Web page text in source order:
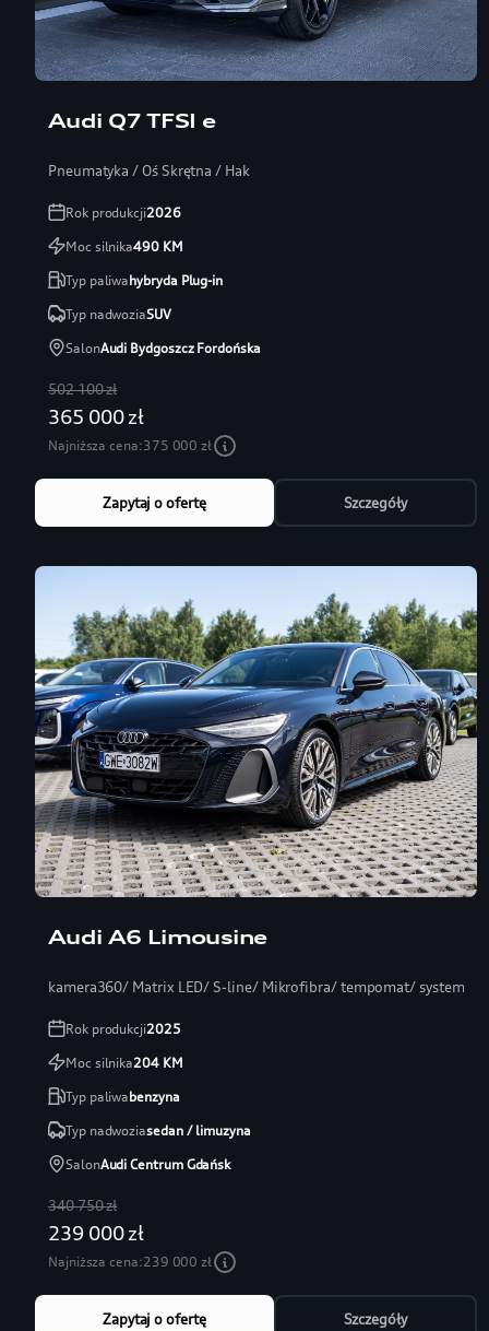
Audi Q7 TFSI e
Pneumatyka / Oś Skrętna / Hak
Rok produkcji2026
Moc silnika490KM
Typ paliwahybryda Plug-in
Typ nadwoziaSUV
SalonAudi Bydgoszcz Fordońska
502 100 zł
365 000 zł
Najniższa cena:375 000 zł
Zapytaj o ofertę Szczegóły
Audi A6 Limousine
kamera360/ Matrix LED/ S-line/ Mikrofibra/ tempomat/ systemy
Rok produkcji2025
Moc silnika204KM
Typ paliwabenzyna
Typ nadwoziasedan / limuzyna
SalonAudi Centrum Gdańsk
340 750 zł
239 000 zł
Najniższa cena:239 000 zł
Zapytaj o ofertę Szczegóły